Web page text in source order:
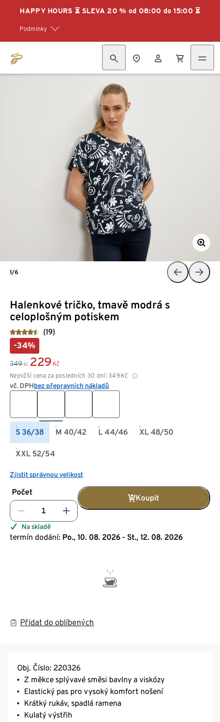
HAPPY HOURS ⏳ SLEVA 20 % od 08:00 do 15:00 ⏳
Podmínky
Halenkové tričko, tmavě modrá s
celoplošným potiskem
(19)
-34%
349 Kč 229 Kč
Nejnižší cena za posledních 30 dní: 349 Kč
vč. DPHbez přepravních nákladů
S 36/38 M 40/42 L 44/46 XL 48/50
XXL 52/54
Zjistit správnou velikost
Počet
Koupit
Na skladě
termín dodání: Po., 10. 08. 2026 - St., 12. 08. 2026
Přidat do oblíbených
1/6
Obj. Číslo: 220326
Z měkce splývavé směsi bavlny a viskózy
Elastický pas pro vysoký komfort nošení
Krátký rukáv, spadlá ramena
Kulatý výstřih